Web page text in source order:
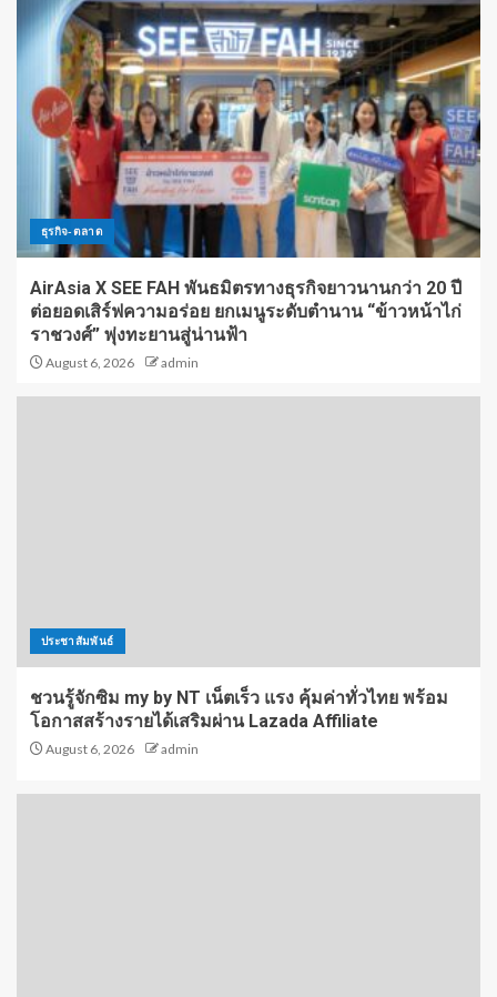
ธุรกิจ-ตลาด
AirAsia X SEE FAH พันธมิตรทางธุรกิจยาวนานกว่า 20 ปี
ต่อยอดเสิร์ฟความอร่อย ยกเมนูระดับตำนาน “ข้าวหน้าไก่
ราชวงศ์” พุ่งทะยานสู่น่านฟ้า
August 6, 2026 admin
ประชาสัมพันธ์
ชวนรู้จักซิม my by NT เน็ตเร็ว แรง คุ้มค่าทั่วไทย พร้อม
โอกาสสร้างรายได้เสริมผ่าน Lazada Affiliate
August 6, 2026 admin